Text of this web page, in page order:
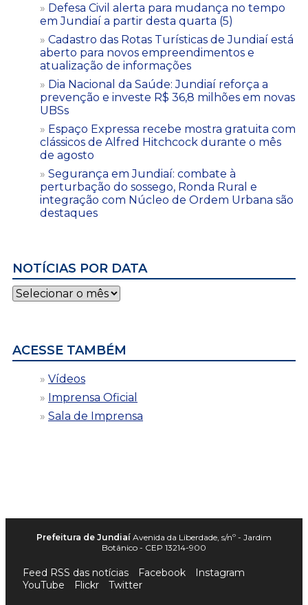
Defesa Civil alerta para mudança no tempo
em Jundiaí a partir desta quarta (5)
Cadastro das Rotas Turísticas de Jundiaí está
aberto para novos empreendimentos e
atualização de informações
Dia Nacional da Saúde: Jundiaí reforça a
prevenção e investe R$ 36,8 milhões em novas
UBSs
Espaço Expressa recebe mostra gratuita com
clássicos de Alfred Hitchcock durante o mês
de agosto
Segurança em Jundiaí: combate à
perturbação do sossego, Ronda Rural e
integração com Núcleo de Ordem Urbana são
destaques
NOTÍCIAS POR DATA
Notícias
por
ACESSE TAMBÉM
Vídeos
Imprensa Oficial
Sala de Imprensa
Prefeitura de Jundiaí Avenida da Liberdade, s/nº - Jardim
Botânico - CEP 13214-900
Feed RSS das notícias Facebook
Instagram
YouTube
Flickr Twitter